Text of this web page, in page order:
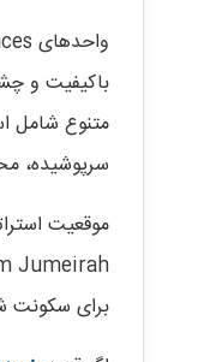
باکیفیت و
متنوع شامل
سرپوشیده،
برای سکونت